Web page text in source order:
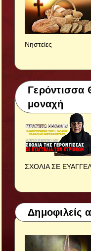
Νηστείες
Γερόντισσα
μοναχή
ΣΧΟΛΙΑ ΣΕ
Δημοφιλείς